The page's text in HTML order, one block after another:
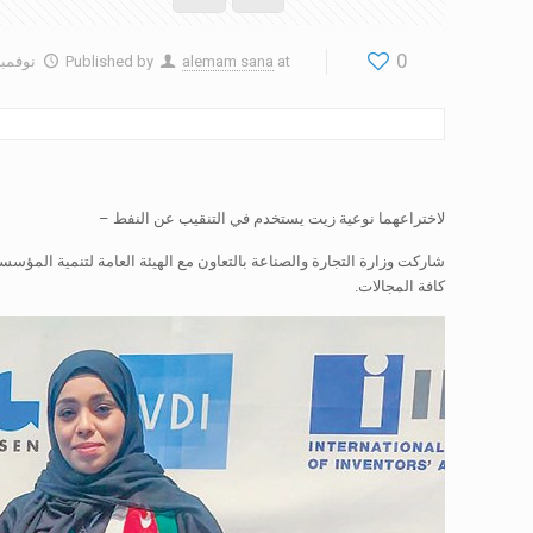
0
Published by alemam sana at نوفمبر 5,
لاختراعهما نوعية زيت يستخدم في التنقيب عن النفط –
كافة المجالات.